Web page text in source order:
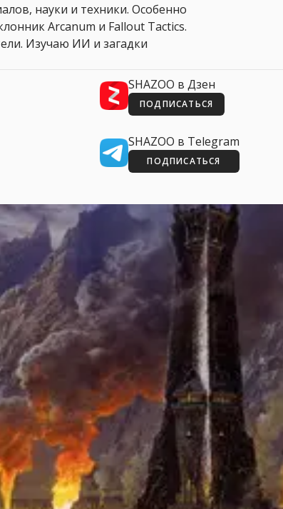
науки и техники. Особенно
Arcanum и Fallout Tactics.
Изучаю ИИ и загадки
SHAZOO в Дзен
ПОДПИСАТЬСЯ
SHAZOO в Telegram
ПОДПИСАТЬСЯ